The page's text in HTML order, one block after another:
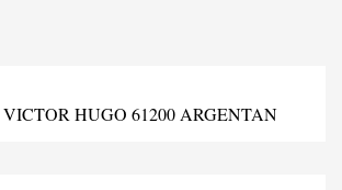
HUGO 61200 ARGENTAN